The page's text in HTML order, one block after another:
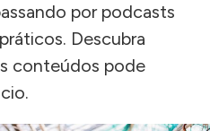
por podcasts
Descubra
conteúdos pode